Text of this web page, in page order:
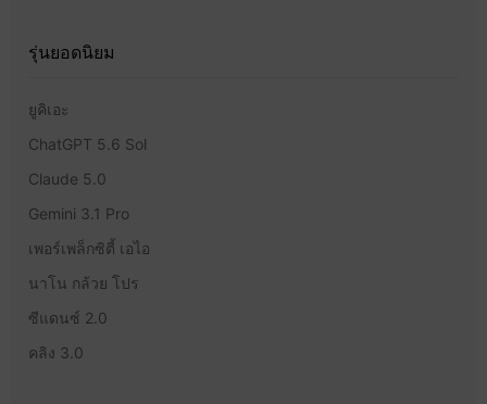
รุ่นยอดนิยม
ยูคิเอะ
ChatGPT 5.6 Sol
Claude 5.0
Gemini 3.1 Pro
เพอร์เพล็กซิตี้ เอไอ
นาโน กล้วย โปร
ซีแดนซ์ 2.0
คลิง 3.0